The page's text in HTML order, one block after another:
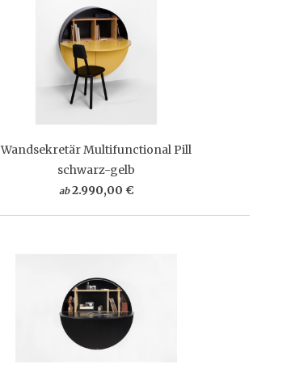
Wandsekretär Multifunctional Pill
schwarz-gelb
ab 2.990,00 €